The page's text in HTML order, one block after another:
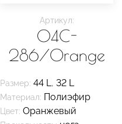
Артикул:
04C-
286/Orange
Размер: 44 L, 32 L
Материал: Полиэфир
Цвет: Оранжевый